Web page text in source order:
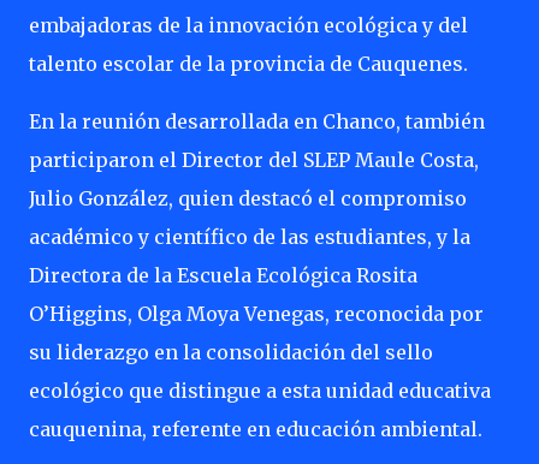
embajadoras de la innovación ecológica y del
talento escolar de la provincia de Cauquenes.
En la reunión desarrollada en Chanco, también
participaron el Director del SLEP Maule Costa,
Julio González, quien destacó el compromiso
académico y científico de las estudiantes, y la
Directora de la Escuela Ecológica Rosita
O’Higgins, Olga Moya Venegas, reconocida por
su liderazgo en la consolidación del sello
ecológico que distingue a esta unidad educativa
cauquenina, referente en educación ambiental.